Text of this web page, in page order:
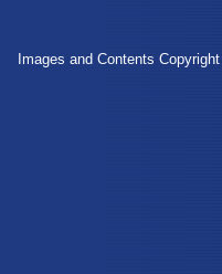
Images and Contents